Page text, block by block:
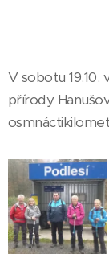
V sobotu 19.10.
přírody